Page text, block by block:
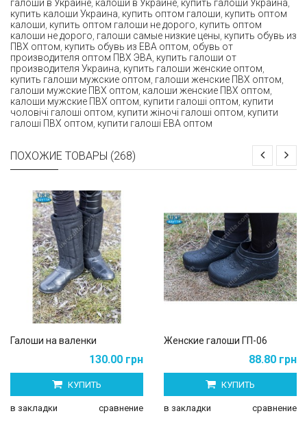
галоши в Украине калоши в Украине купить галоши Украина
купить калоши Украина купить оптом галоши купить оптом
калоши купить оптом галоши не дорого купить оптом
калоши не дорого галоши самые низкие цены купить обувь из
ПВХ оптом купить обувь из ЕВА оптом обувь от
производителя оптом ПВХ ЭВА купить галоши от
производителя Украина купить галоши женские оптом
купить галоши мужские оптом галоши женские ПВХ оптом
галоши мужские ПВХ оптом калоши женские ПВХ оптом
калоши мужские ПВХ оптом купити галоші оптом купити
чоловічі галоші оптом купити жіночі галоші оптом купити
галоші ПВХ оптом купити галоші ЕВА оптом
ПОХОЖИЕ ТОВАРЫ (268)
Галоши на валенки
130.00 грн
КУПИТЬ
в закладки сравнение
Женские галоши ГП-06
88.80 грн
КУПИТЬ
в закладки сравнение